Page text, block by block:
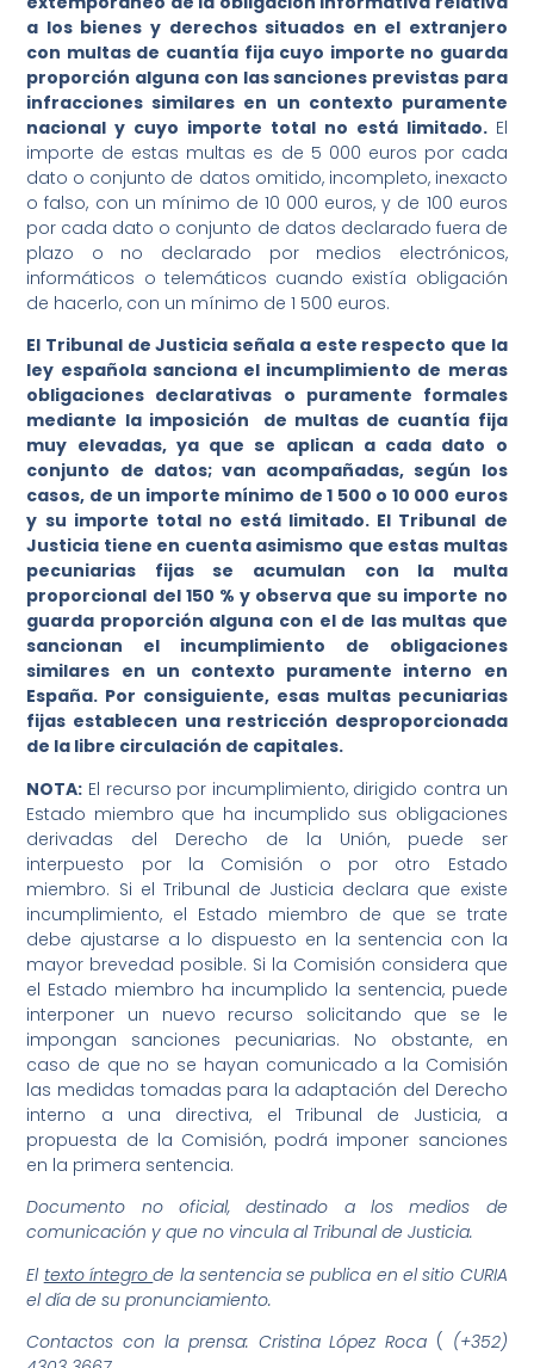
a los bienes y derechos situados en el extranjero
con multas de cuantía fija cuyo importe no guarda
proporción alguna con las sanciones previstas para
infracciones similares en un contexto puramente
nacional y cuyo importe total no está limitado. El
importe de estas multas es de 5 000 euros por cada
dato o conjunto de datos omitido, incompleto, inexacto
o falso, con un mínimo de 10 000 euros, y de 100 euros
por cada dato o conjunto de datos declarado fuera de
plazo o no declarado por medios electrónicos,
informáticos o telemáticos cuando existía obligación
de hacerlo, con un mínimo de 1 500 euros.
El Tribunal de Justicia señala a este respecto que la
ley española sanciona el incumplimiento de meras
obligaciones declarativas o puramente formales
mediante la imposición de multas de cuantía fija
muy elevadas, ya que se aplican a cada dato o
conjunto de datos; van acompañadas, según los
casos, de un importe mínimo de 1 500 o 10 000 euros
y su importe total no está limitado. El Tribunal de
Justicia tiene en cuenta asimismo que estas multas
pecuniarias fijas se acumulan con la multa
proporcional del 150 % y observa que su importe no
guarda proporción alguna con el de las multas que
sancionan el incumplimiento de obligaciones
similares en un contexto puramente interno en
España. Por consiguiente, esas multas pecuniarias
fijas establecen una restricción desproporcionada
de la libre circulación de capitales.
NOTA: El recurso por incumplimiento, dirigido contra un
Estado miembro que ha incumplido sus obligaciones
derivadas del Derecho de la Unión, puede ser
interpuesto por la Comisión o por otro Estado
miembro. Si el Tribunal de Justicia declara que existe
incumplimiento, el Estado miembro de que se trate
debe ajustarse a lo dispuesto en la sentencia con la
mayor brevedad posible. Si la Comisión considera que
el Estado miembro ha incumplido la sentencia, puede
interponer un nuevo recurso solicitando que se le
impongan sanciones pecuniarias. No obstante, en
caso de que no se hayan comunicado a la Comisión
las medidas tomadas para la adaptación del Derecho
interno a una directiva, el Tribunal de Justicia, a
propuesta de la Comisión, podrá imponer sanciones
en la primera sentencia.
Documento no oficial, destinado a los medios de
comunicación y que no vincula al Tribunal de Justicia.
El texto íntegrode la sentencia se publica en el sitio CURIA
el día de su pronunciamiento.
Contactos con la prensa: Cristina López Roca ( (+352)